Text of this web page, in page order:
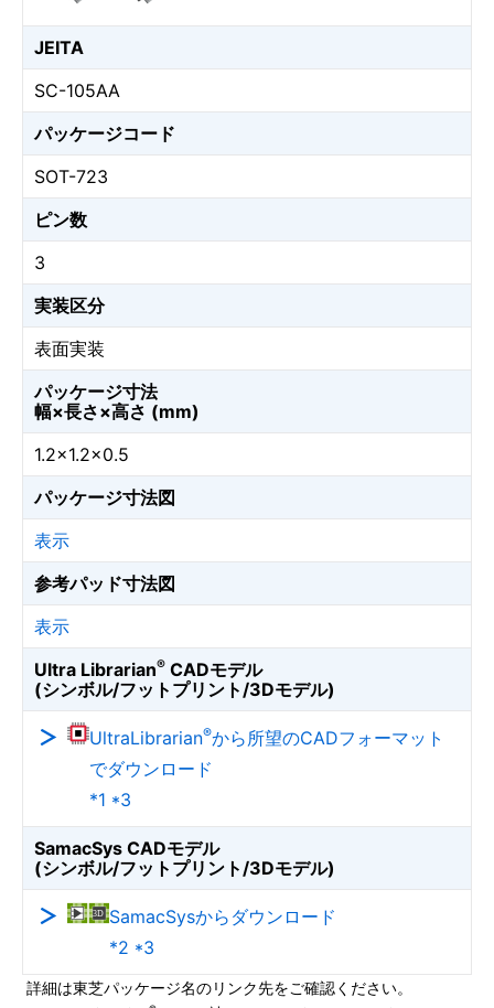
JEITA
SC-105AA
パッケージコード
SOT-723
ピン数
3
実装区分
表面実装
パッケージ寸法
幅×長さ×高さ (mm)
1.2×1.2×0.5
パッケージ寸法図
表示
参考パッド寸法図
表示
Ultra Librarian® CADモデル
(シンボル/フットプリント/3Dモデル)
UltraLibrarian®から所望のCADフォーマット
でダウンロード
*1 *3
SamacSys CADモデル
(シンボル/フットプリント/3Dモデル)
SamacSysからダウンロード
*2 *3
詳細は東芝パッケージ名のリンク先をご確認ください。